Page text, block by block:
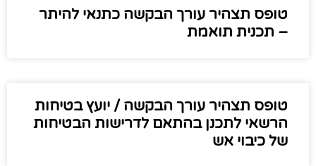
טופס תצהיר עורך הבקשה כתנאי להיתר
– תכנית תואמת
טופס תצהיר עורך הבקשה / יועץ בטיחות
הרשאי לתכנן בהתאם לדרישות הבטיחות
של כיבוי אש